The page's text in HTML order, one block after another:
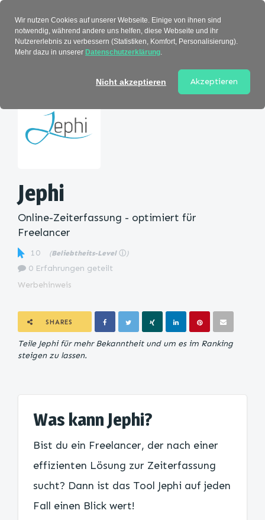
Jephi
Online-Zeiterfassung - optimiert für
Freelancer
10 (Beliebtheits-Level ⓘ )
0 Erfahrungen geteilt
Werbehinweis
SHARES
Teile Jephi für mehr Bekanntheit und um es im Ranking
steigen zu lassen.
Was kann Jephi?
Bist du ein Freelancer, der nach einer
effizienten Lösung zur Zeiterfassung
sucht? Dann ist das Tool Jephi auf jeden
Fall einen Blick wert!
Wir nutzen Cookies auf unserer Webseite. Einige von ihnen sind
notwendig, während andere uns helfen, diese Webseite und ihr
Nutzererlebnis zu verbessern (Statistiken, Komfort, Personalisierung).
Mehr dazu in unserer Datenschutzerklärung.
Nicht akzeptieren Akzeptieren